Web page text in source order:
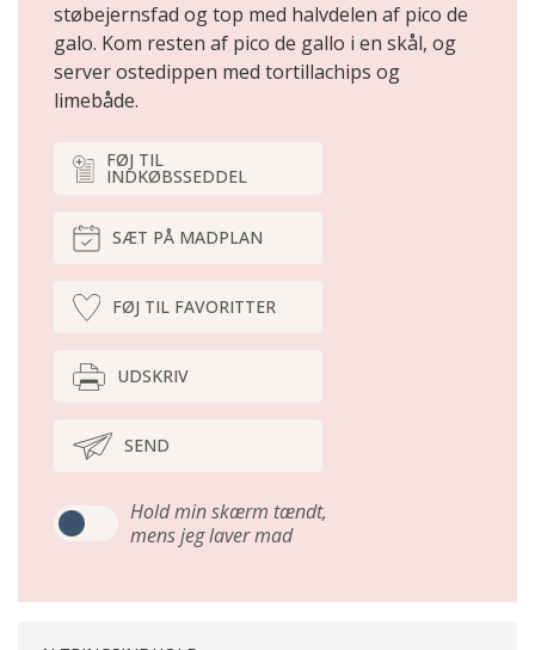
støbejernsfad og top med halvdelen af pico de
galo. Kom resten af pico de gallo i en skål, og
server ostedippen med tortillachips og
limebåde.
FØJ TIL
INDKØBSSEDDEL
SÆT PÅ MADPLAN
FØJ TIL FAVORITTER
UDSKRIV
SEND
Hold min skærm tændt,
mens jeg laver mad